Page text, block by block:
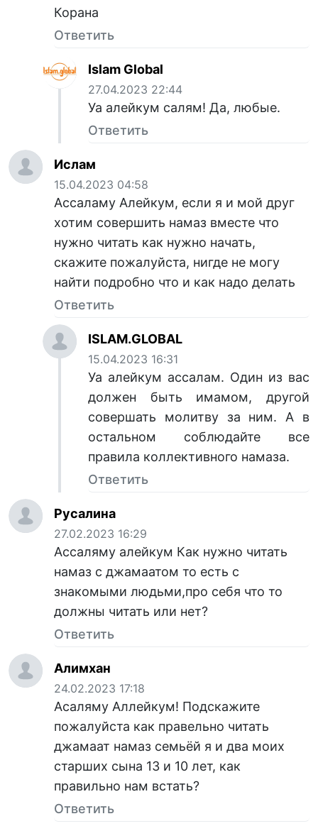
Корана
Ответить
Islam Global
27.04.2023 22:44
Уа алейкум салям! Да, любые.
Ответить
Ислам
15.04.2023 04:58
Ассаламу Алейкум, если я и мой друг
хотим совершить намаз вместе что
нужно читать как нужно начать,
скажите пожалуйста, нигде не могу
найти подробно что и как надо делать
Ответить
ISLAM.GLOBAL
15.04.2023 16:31
Уа алейкум ассалам. Один из вас
должен быть имамом, другой
совершать молитву за ним. А в
остальном соблюдайте все
правила коллективного намаза.
Ответить
Русалина
27.02.2023 16:29
Ассаляму алейкум Как нужно читать
намаз с джамаатом то есть с
знакомыми людьми,про себя что то
должны читать или нет?
Ответить
Алимхан
24.02.2023 17:18
Асаляму Аллейкум! Подскажите
пожалуйста как правельно читать
джамаат намаз семьëй я и два моих
старших сына 13 и 10 лет, как
правильно нам встать?
Ответить